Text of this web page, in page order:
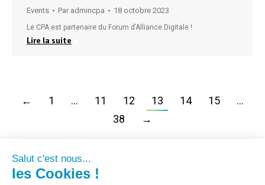
Events Par admincpa 18 octobre 2023
Le CPA est partenaire du Forum d’Alliance Digitale !
Lire la suite
← 1 … 11 12 13 14 15
…
38
→
Salut c'est nous...
les Cookies !